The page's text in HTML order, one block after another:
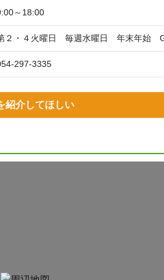
～18:00
２・４火曜日 毎週水曜日 年末年始
297-3335
紹介してほしい